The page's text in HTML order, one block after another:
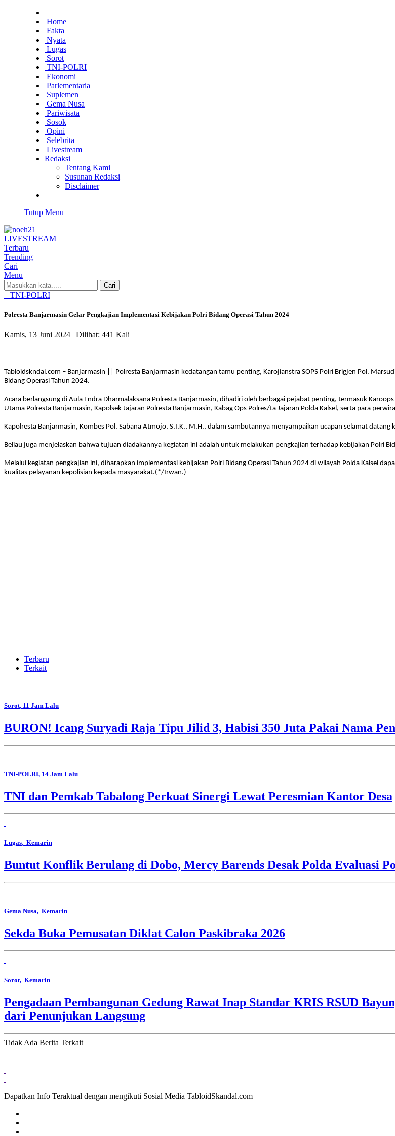
Home
Fakta
Nyata
Lugas
Sorot
TNI-POLRI
Ekonomi
Parlementaria
Suplemen
Gema Nusa
Pariwisata
Sosok
Opini
Selebrita
Livestream
Redaksi
Tentang Kami
Susunan Redaksi
Disclaimer
Tutup Menu
LIVESTREAM
Terbaru
Trending
Cari
Menu
Cari
TNI-POLRI
Polresta Banjarmasin Gelar Pengkajian Implementasi Kebijakan Polri Bidang Operasi Tahun 2024
Kamis, 13 Juni 2024 | Dilihat: 441 Kali
Tabloidskndal.com – Banjarmasin || Polresta Banjarmasin kedatangan tamu penting, Karojianstra SOPS Polri Brigjen Pol.
Bidang Operasi Tahun 2024.
Acara berlangsung di Aula Endra Dharmalaksana Polresta Banjarmasin, dihadiri oleh berbagai pejabat penting, termasuk
Utama Polresta Banjarmasin, Kapolsek Jajaran Polresta Banjarmasin, Kabag Ops Polres/ta Jajaran Polda Kalsel, serta para
Kapolresta Banjarmasin, Kombes Pol. Sabana Atmojo, S.I.K., M.H., dalam sambutannya menyampaikan ucapan selamat datang
Beliau juga menjelaskan bahwa tujuan diadakannya kegiatan ini adalah untuk melakukan pengkajian terhadap kebijakan Polri
Melalui kegiatan pengkajian ini, diharapkan implementasi kebijakan Polri Bidang Operasi Tahun 2024 di wilayah Polda Kalsel
kualitas pelayanan kepolisian kepada masyarakat.(*/Irwan.)
Terbaru
Terkait
Sorot, 11 Jam Lalu
BURON! Icang Suryadi Raja Tipu Jilid 3, Habisi 350 Juta Pakai Nama
TNI-POLRI, 14 Jam Lalu
TNI dan Pemkab Tabalong Perkuat Sinergi Lewat Peresmian Kantor Desa
Lugas, Kemarin
Buntut Konflik Berulang di Dobo, Mercy Barends Desak Polda Evaluasi
Gema Nusa, Kemarin
Sekda Buka Pemusatan Diklat Calon Paskibraka 2026
Sorot, Kemarin
Pengadaan Pembangunan Gedung Rawat Inap Standar KRIS RSUD
dari Penunjukan Langsung
Tidak Ada Berita Terkait
Dapatkan Info Teraktual dengan mengikuti Sosial Media TabloidSkandal.com